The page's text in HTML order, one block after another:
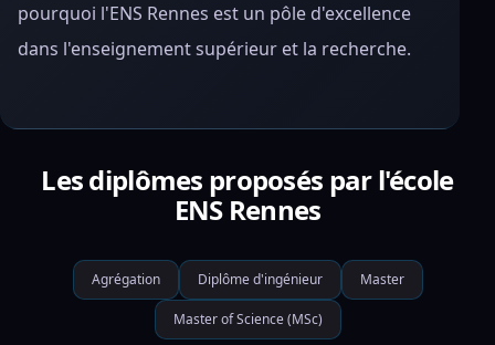
pourquoi l'ENS Rennes est un pôle d'excellence
dans l'enseignement supérieur et la recherche.
Les diplômes proposés par l'école
ENS Rennes
Agrégation Diplôme d'ingénieur Master
Master of Science (MSc)